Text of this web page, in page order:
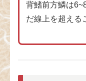
背鰭前方鱗は
だ線上を超える